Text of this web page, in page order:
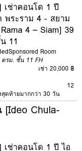
เช่าคอนโด 1 ปี
พระราม 4 - สยาม
4 – Siam] 39
11
Sponsored Room
ตรม. ชั้น 11 FH
เช่า 20,000 ฿
12
สุดท้ายมากกว่า 30 วัน
Chula-
เช่าคอนโด 1 ปี ไอ